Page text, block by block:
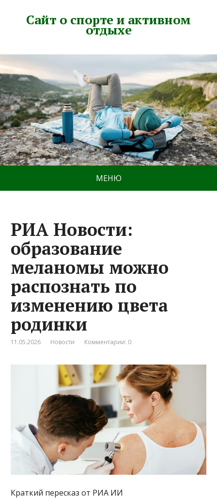
Сайт о спорте и активном
отдыхе
МЕНЮ
РИА Новости:
образование
меланомы можно
распознать по
изменению цвета
родинки
11.05.2026 Новости Комментарии: 0
Краткий пересказ от РИА ИИ